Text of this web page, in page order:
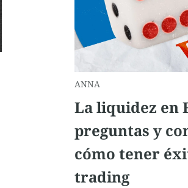
ANNA
La liquidez en
preguntas y
cómo tener
trading